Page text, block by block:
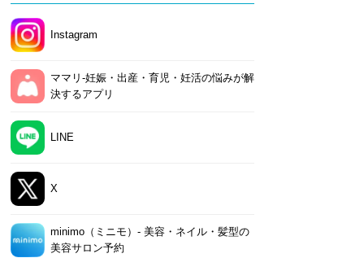
Instagram
ママリ-妊娠・出産・育児・妊活の悩みが解
決するアプリ
LINE
X
minimo（ミニモ）- 美容・ネイル・髪型の
美容サロン予約